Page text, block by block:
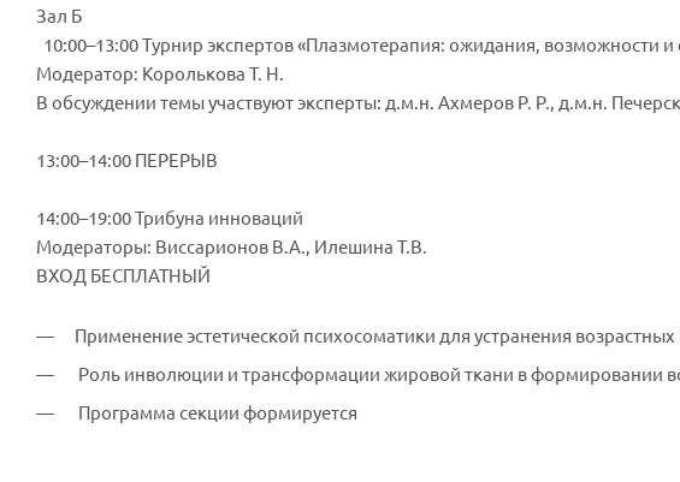
Зал Б
10:00–13:00 Турнир экспертов «Плазмотерапия: ожидания, возможности и
Модератор: Королькова Т. Н.
В обсуждении темы участвуют эксперты: д.м.н. Ахмеров Р. Р., д.м.н.
13:00–14:00 ПЕРЕРЫВ
14:00–19:00 Трибуна инноваций
Модераторы: Виссарионов В.А., Илешина Т.В.
ВХОД БЕСПЛАТНЫЙ
Применение эстетической психосоматики для устранения
Роль инволюции и трансформации жировой ткани в формировании
Программа секции формируется